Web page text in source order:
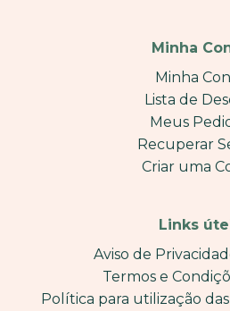
Minha
Minha
Lista de
Meus
Recuperar
Criar uma
Links
Aviso de
Termos e
Política para utilização